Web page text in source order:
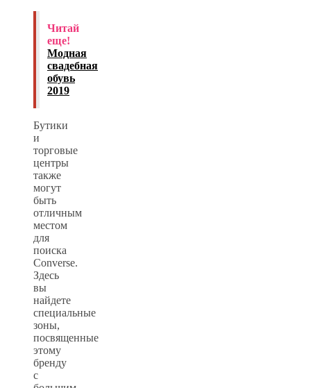
Читай
еще!
Модная
свадебная
обувь
2019
Бутики
и
торговые
центры
также
могут
быть
отличным
местом
для
поиска
Converse.
Здесь
вы
найдете
специальные
зоны,
посвященные
этому
бренду
с